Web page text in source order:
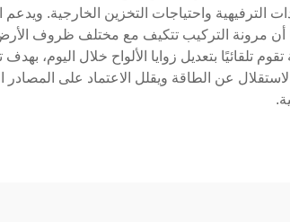
واحتياجات التخزين الخارجية. ويدعم
مرونة التركيب تتكيف مع مختلف ظروف الأرض
تلقائيًا بتعديل زوايا الألواح خلال اليوم،
عن الطاقة ويقلل الاعتماد على